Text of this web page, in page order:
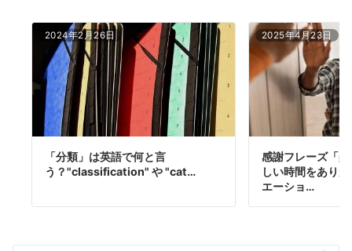
2024年2月26日
「分類」は英語で何と言
う？"classification" や "cat…
2025年4月23日
感謝フレーズ「
しい時間をあり
エーショ…